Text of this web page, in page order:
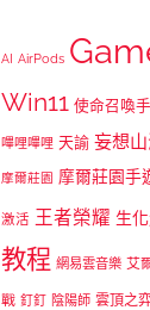
AI AirPods
Win11 使命召喚
嗶哩嗶哩 天諭 妄想
摩爾莊園 摩爾莊園手
激活 王者榮耀 生
教程 網易雲音樂 艾
戰 釘釘 陰陽師 雲頂之